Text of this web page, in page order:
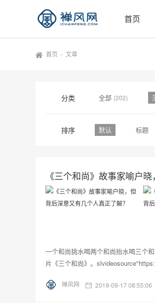
首页
首页 - 文章
分类 全部 (202)
排序 默认 标题
《三个和尚》故事家喻户
一个和尚挑水喝两个和尚抬水喝三个
片《三个和尚》。
禅风网 2019-09-17 08:55:06